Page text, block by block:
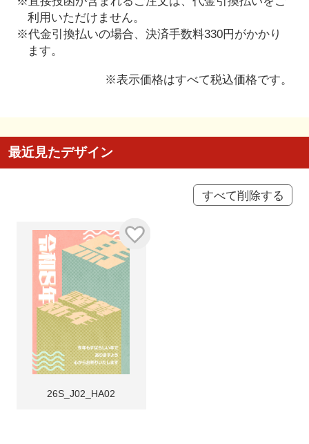
利用いただけません。
※代金引換払いの場合、決済手数料330円がかかり
ます。
※表示価格はすべて税込価格です。
最近見たデザイン
すべて削除する
26S_J02_HA02